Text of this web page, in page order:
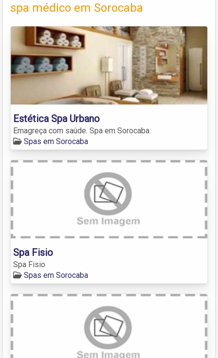
spa médico em Sorocaba
Estética Spa Urbano
Emagreça com saúde. Spa em Sorocaba.
Spas em Sorocaba
Spa Fisio
Spa Fisio
Spas em Sorocaba